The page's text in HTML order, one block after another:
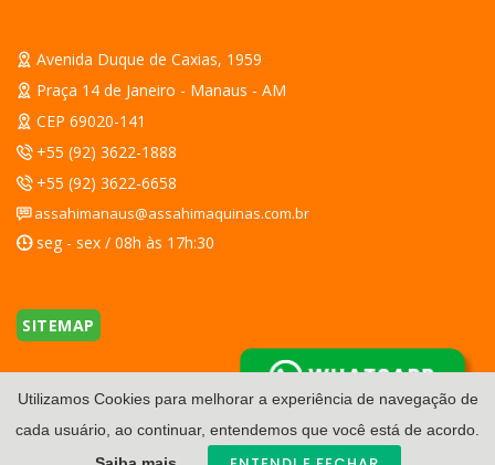
Avenida Duque de Caxias, 1959
Praça 14 de Janeiro - Manaus - AM
CEP 69020-141
+55 (92) 3622-1888
+55 (92) 3622-6658
assahimanaus@assahimaquinas.com.br
seg - sex / 08h às 17h:30
SITEMAP
WHATSAPP
Utilizamos Cookies para melhorar a experiência de navegação de
cada usuário, ao continuar, entendemos que você está de acordo.